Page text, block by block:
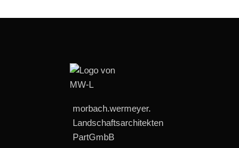
morbach.wermeyer.
Landschaftsarchitekten
PartGmbB